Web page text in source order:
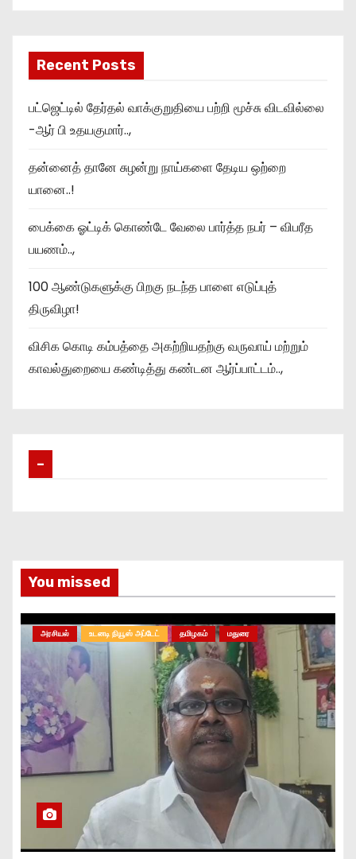
Recent Posts
பட்ஜெட்டில் தேர்தல் வாக்குறுதியை பற்றி மூச்சு விடவில்லை
-ஆர் பி உதயகுமார்..,
தன்னைத் தானே சுழன்று நாய்களை தேடிய ஒற்றை
யானை..!
பைக்கை ஓட்டிக் கொண்டே வேலை பார்த்த நபர் – விபரீத
பயணம்..,
100 ஆண்டுகளுக்கு பிறகு நடந்த பாளை எடுப்புத்
திருவிழா!
விசிக கொடி கம்பத்தை அகற்றியதற்கு வருவாய் மற்றும்
காவல்துறையை கண்டித்து கண்டன ஆர்ப்பாட்டம்..,
–
You missed
அரசியல் உடனடி நியூஸ் அப்டேட் தமிழகம் மதுரை